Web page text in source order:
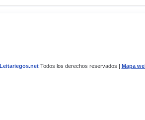
Leitariegos.netTodos los derechos reservados | Mapa